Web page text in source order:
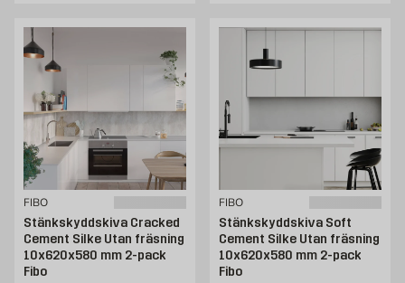
FIBO
Stänkskyddskiva Cracked
Cement Silke Utan fräsning
10x620x580 mm 2-pack
Fibo
FIBO
Stänkskyddskiva Soft
Cement Silke Utan fräsning
10x620x580 mm 2-pack
Fibo